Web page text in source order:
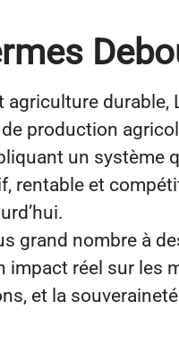
durable,
production
un système
rentable et
grand nombre à
impact réel sur les
et la souveraineté